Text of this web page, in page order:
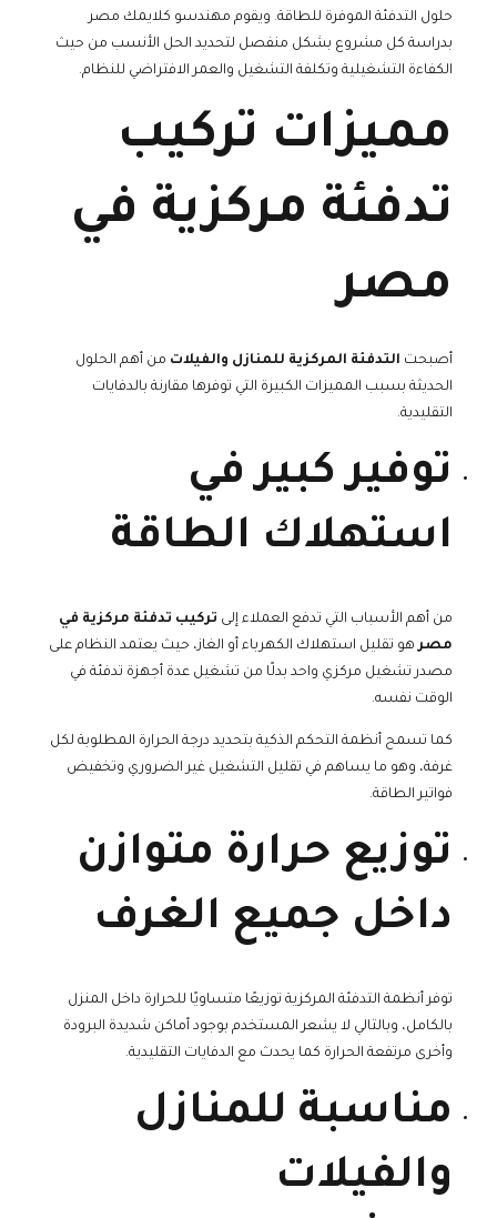
حلول التدفئة الموفرة للطاقة. ويقوم مهندسو كلايمك مصر
بدراسة كل مشروع بشكل منفصل لتحديد الحل الأنسب من حيث
الكفاءة التشغيلية وتكلفة التشغيل والعمر الافتراضي للنظام.
مميزات تركيب
تدفئة مركزية في
مصر
أصبحت التدفئة المركزية للمنازل والفيلات من أهم الحلول
الحديثة بسبب المميزات الكبيرة التي توفرها مقارنة بالدفايات
التقليدية.
توفير كبير في
استهلاك الطاقة
من أهم الأسباب التي تدفع العملاء إلى تركيب تدفئة مركزية في
مصرهو تقليل استهلاك الكهرباء أو الغاز، حيث يعتمد النظام على
مصدر تشغيل مركزي واحد بدلًا من تشغيل عدة أجهزة تدفئة في
الوقت نفسه.
كما تسمح أنظمة التحكم الذكية بتحديد درجة الحرارة المطلوبة لكل
غرفة، وهو ما يساهم في تقليل التشغيل غير الضروري وتخفيض
فواتير الطاقة.
توزيع حرارة متوازن
داخل جميع الغرف
توفر أنظمة التدفئة المركزية توزيعًا متساويًا للحرارة داخل المنزل
بالكامل، وبالتالي لا يشعر المستخدم بوجود أماكن شديدة البرودة
وأخرى مرتفعة الحرارة كما يحدث مع الدفايات التقليدية.
مناسبة للمنازل
والفيلات